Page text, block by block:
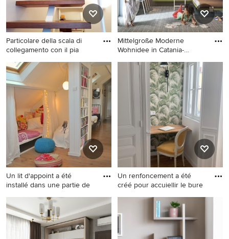
Bodenfliesen, integriertem
Waschbecken,
Quarzwerkstein-Waschtisch
und grauem Boden in Rom
Particolare della scala di
collegamento con il pia
Kleine Moderne Holztreppe
in L-Form mit Holz-
Setzstufen und
Stahlgeländer in Mailand
Mittelgroße Moderne
Wohnidee in Catania-
Mittelgroße Moderne
Wohnidee in Catania-
Palermo
Un lit d'appoint a été
installé dans une partie de
Kleines Modernes
Kinderzimmer mit
Schlafplatz, weißer
Wandfarbe und hellem
Un renfoncement a été
créé pour accuiellir le bure
Kleines Klassisches
Arbeitszimmer mit
Arbeitsplatz, grüner
Wandfarbe, hellem